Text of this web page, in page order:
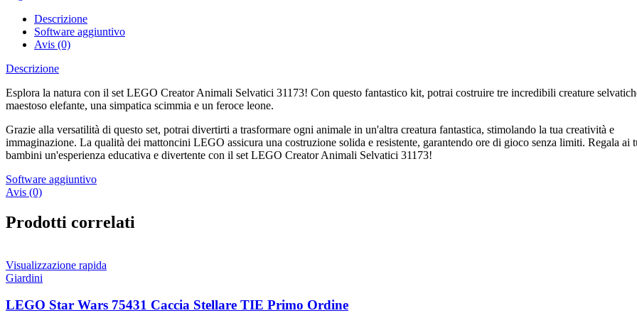
Descrizione
Software aggiuntivo
Avis (0)
Descrizione
Esplora la natura con il set LEGO Creator Animali Selvatici 31173! Con questo fantastico kit, potrai costruire tre incredibili creature
maestoso elefante, una simpatica scimmia e un feroce leone.
Grazie alla versatilità di questo set, potrai divertirti a trasformare ogni animale in un'altra creatura fantastica, stimolando la tua creatività e
immaginazione. La qualità dei mattoncini LEGO assicura una costruzione solida e resistente, garantendo ore di gioco senza limiti. Regala ai
bambini un'esperienza educativa e divertente con il set LEGO Creator Animali Selvatici 31173!
Software aggiuntivo
Avis (0)
Prodotti correlati
Visualizzazione rapida
Giardini
LEGO Star Wars 75431 Caccia Stellare TIE Primo Ordine